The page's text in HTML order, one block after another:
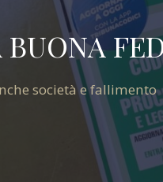
società e fallimento